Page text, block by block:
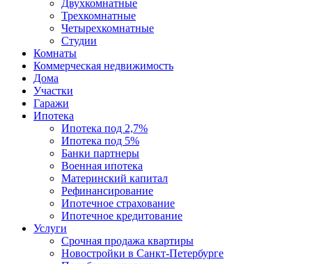
Двухкомнатные
Трехкомнатные
Четырехкомнатные
Студии
Комнаты
Коммерческая недвижимость
Дома
Участки
Гаражи
Ипотека
Ипотека под 2,7%
Ипотека под 5%
Банки партнеры
Военная ипотека
Материнский капитал
Рефинансирование
Ипотечное страхование
Ипотечное кредитование
Услуги
Срочная продажа квартиры
Новостройки в Санкт-Петербурге